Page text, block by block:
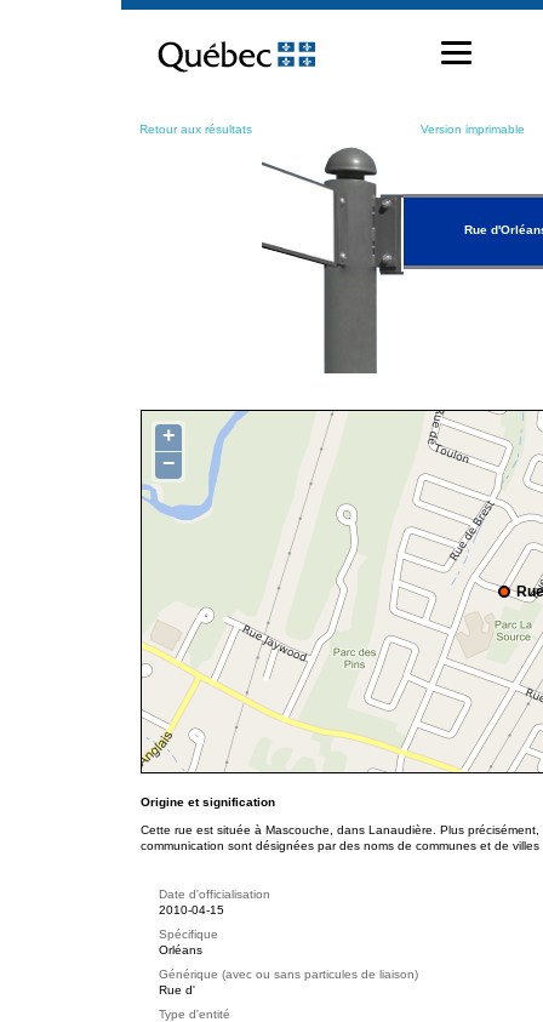
contenu
Retour aux résultats Version imprimable
Rue
+
−
Origine et signification
Cette rue est située à Mascouche, dans Lanaudière. Plus
communication sont désignées par des noms de communes et de
Date d'officialisation
2010-04-15
Spécifique
Orléans
Générique (avec ou sans particules de liaison)
Rue d'
Type d'entité